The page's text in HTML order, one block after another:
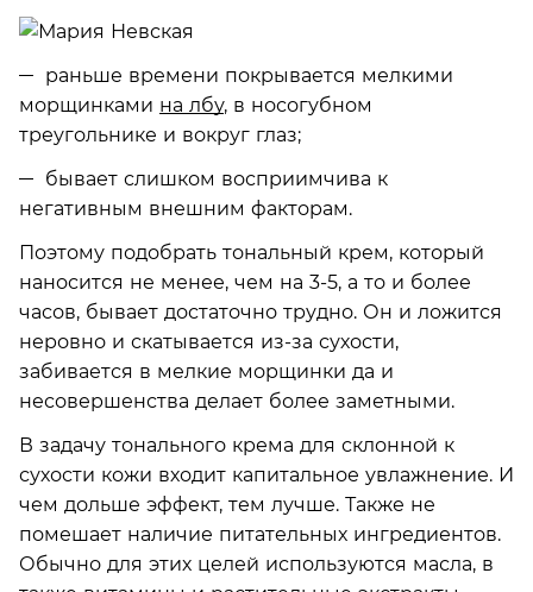
раньше времени покрывается мелкими
морщинками на лбу, в носогубном
треугольнике и вокруг глаз;
бывает слишком восприимчива к
негативным внешним факторам.
Поэтому подобрать тональный крем, который
наносится не менее, чем на 3-5, а то и более
часов, бывает достаточно трудно. Он и ложится
неровно и скатывается из-за сухости,
забивается в мелкие морщинки да и
несовершенства делает более заметными.
В задачу тонального крема для склонной к
сухости кожи входит капитальное увлажнение. И
чем дольше эффект, тем лучше. Также не
помешает наличие питательных ингредиентов.
Обычно для этих целей используются масла, в